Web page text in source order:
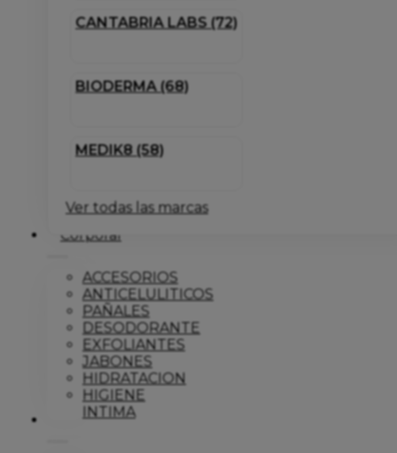
CANTABRIA LABS (72)
BIODERMA (68)
MEDIK8 (58)
Ver todas las marcas
Corporal
ACCESORIOS
ANTICELULITICOS
PAÑALES
DESODORANTE
EXFOLIANTES
JABONES
HIDRATACION
HIGIENE
INTIMA
Dermo